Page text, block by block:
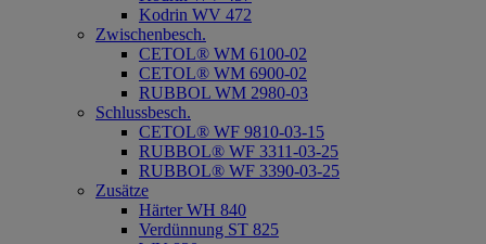
Kodrin WV 472
Zwischenbesch.
CETOL® WM 6100-02
CETOL® WM 6900-02
RUBBOL WM 2980-03
Schlussbesch.
CETOL® WF 9810-03-15
RUBBOL® WF 3311-03-25
RUBBOL® WF 3390-03-25
Zusätze
Härter WH 840
Verdünnung ST 825